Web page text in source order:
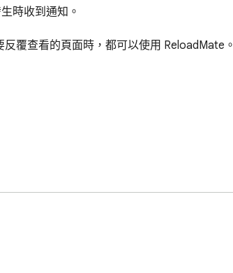
時收到通知。
覆查看的頁面時，都可以使用 ReloadMate。